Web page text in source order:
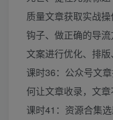
质量文章获取实战
钩子、做正确的导
文案进行优化、排
课时36：公众号文
何让文章收录，文
课时41：资源合集